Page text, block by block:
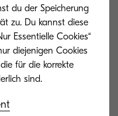
und Startups
du der Speicherung
zu. Du kannst diese
Essentielle Cookies“
diejenigen Cookies
für die korrekte